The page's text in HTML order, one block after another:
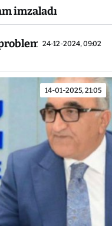
imzaladı
24-12-2024, 09:02
- İTTİHAM
14-01-2025, 21:05